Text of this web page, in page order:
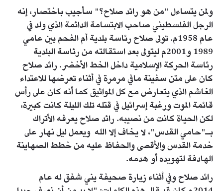
ولمن يتساءل "من هو رائد صلاح؟" سأجيب باختصار، إنه
الرجل الفلسطيني صاحب الابتسامة الدائمة الذي ولد في
عام 1958م. تولى صلاح رئاسة بلدية أم الفحم بين عامي
1989 و2001م ليتولى بعد استقالته من رئاسة البلدية
رئاسة الحركة الإسلامية داخل الخط الأخضر. رائد صلاح
كان على متن سفينة مافي مرمرة في أثناء تعرضها للاعتداء
الغاشم الذي يتعارض مع كل المواثيق كما أنه كان على رأس
قائمة الموت ورغبة إسرائيل في قتله تلك الليلة كانت كبيرة،
لكن الحياة كانت من نصيبه. رائد صلاح يعرفه الأتراك
بـ"حامي القدس"، لا يخاف إلا الله ويعمل ليل نهار على
خدمة القدس والأقصى والحفاظ عليه من خطط الصهاينة
الهادفة لتهويده أو هدمه.
رائد صلاح وفي أثناء زيارة صحيفة يني شفق له عام